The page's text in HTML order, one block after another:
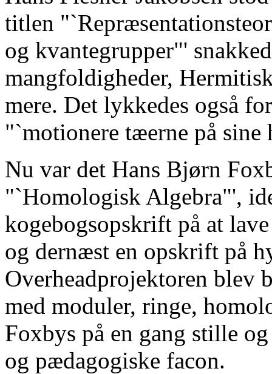
titlen
og kvantegrupper"'
mangfoldigheder,
mere. Det lykkedes også
"`motionere tæerne på sine
Nu var det Hans Bjørn
"`Homologisk Algebra"',
kogebogsopskrift på at
og dernæst en opskrift på
Overheadprojektoren
med moduler, ringe,
Foxbys på en gang stille
og pædagogiske facon.